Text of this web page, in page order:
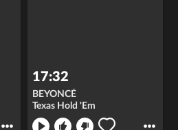
17:32
BEYONCÉ
Texas Hold 'Em